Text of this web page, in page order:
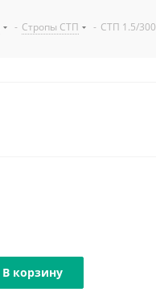
- Стропы СТП - СТП 1.5/
В корзину